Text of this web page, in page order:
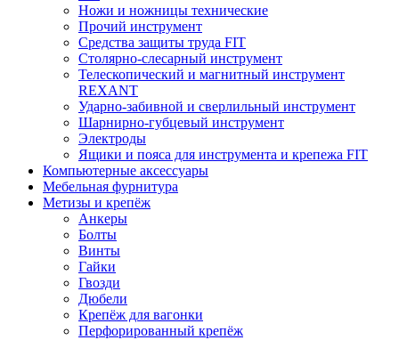
Ножи и ножницы технические
Прочий инструмент
Средства защиты труда FIT
Столярно-слесарный инструмент
Телескопический и магнитный инструмент
REXANT
Ударно-забивной и сверлильный инструмент
Шарнирно-губцевый инструмент
Электроды
Ящики и пояса для инструмента и крепежа FIT
Компьютерные аксессуары
Мебельная фурнитура
Метизы и крепёж
Анкеры
Болты
Винты
Гайки
Гвозди
Дюбели
Крепёж для вагонки
Перфорированный крепёж